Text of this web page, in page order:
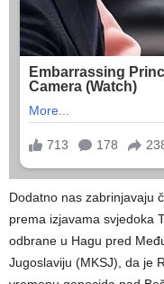
Dodatno nas zabrinjavaju
prema izjavama svjedoka
odbrane u Hagu pred
Jugoslaviju (MKSJ), da je